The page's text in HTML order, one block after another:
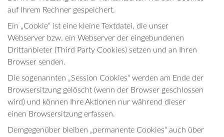
auf Ihrem Rechner gespeichert.
Ein „Cookie“ ist eine kleine Textdatei, die unser
Webserver bzw. ein Webserver der eingebundenen
Drittanbieter (Third Party Cookies) setzen und an Ihren
Browser senden.
Die sogenannten „Session Cookies“ werden am Ende der
Browsersitzung gelöscht (wenn der Browser geschlossen
wird) und können Ihre Aktionen nur während dieser
einen Browsersitzung erfassen.
Demgegenüber bleiben „permanente Cookies“ auch über